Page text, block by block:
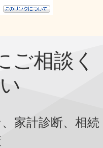
ご相談く
家計診断、相続